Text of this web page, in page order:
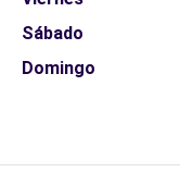
Sábado
Domingo